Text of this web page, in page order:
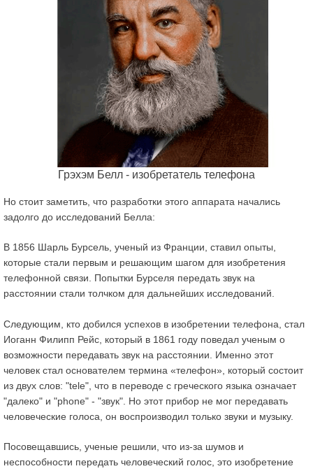
Грэхэм Белл - изобретатель телефона
Но стоит заметить, что разработки этого аппарата начались
задолго до исследований Белла:
В 1856 Шарль Бурсель, ученый из Франции, ставил опыты,
которые стали первым и решающим шагом для изобретения
телефонной связи. Попытки Бурселя передать звук на
расстоянии стали толчком для дальнейших исследований.
Следующим, кто добился успехов в изобретении телефона, стал
Иоганн Филипп Рейс, который в 1861 году поведал ученым о
возможности передавать звук на расстоянии. Именно этот
человек стал основателем термина «телефон», который состоит
из двух слов: "tele", что в переводе с греческого языка означает
"далеко" и "phone" - "звук". Но этот прибор не мог передавать
человеческие голоса, он воспроизводил только звуки и музыку.
Посовещавшись, ученые решили, что из-за шумов и
неспособности передать человеческий голос, это изобретение